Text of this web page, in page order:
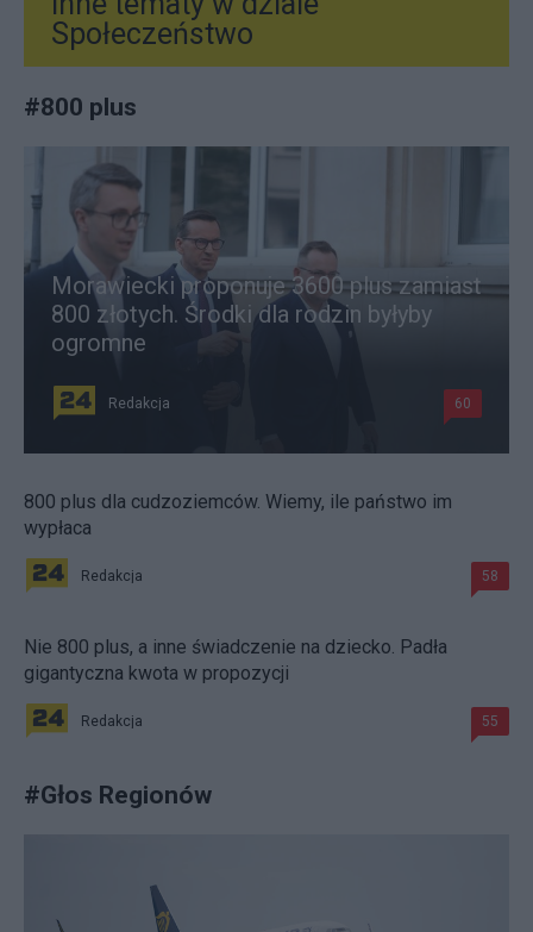
Społeczeństwo
#800 plus
Morawiecki proponuje 3600 plus zamiast
800 złotych. Środki dla rodzin byłyby
ogromne
Redakcja 60
800 plus dla cudzoziemców. Wiemy, ile państwo im
wypłaca
Redakcja 58
Nie 800 plus, a inne świadczenie na dziecko. Padła
gigantyczna kwota w propozycji
Redakcja 55
#Głos Regionów